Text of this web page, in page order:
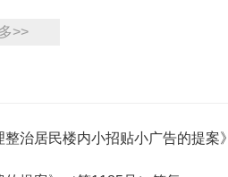
>>
治居民楼内小招贴小广告的提案》